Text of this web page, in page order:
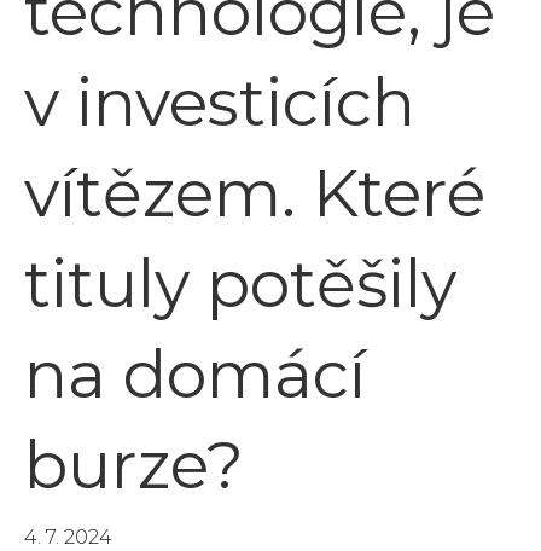
v investicích
vítězem. Které
tituly potěšily
na domácí
burze?
4. 7. 2024